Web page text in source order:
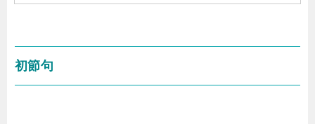
初節句